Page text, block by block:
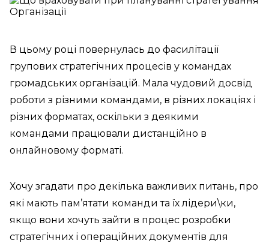
В цьому році повернулась до фасилітації
групових стратегічних процесів у командах
громадських організацій. Мала чудовий досвід
роботи з різними командами, в різних локаціях і
різних форматах, оскільки з деякими
командами працювали дистанційно в
онлайновому форматі.
Хочу згадати про декілька важливих питань, про
які мають пам’ятати команди та їх лідери\ки,
якщо вони хочуть зайти в процес розробки
стратегічних і операційних документів для